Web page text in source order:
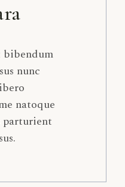
bibendum
nunc
natoque
parturient